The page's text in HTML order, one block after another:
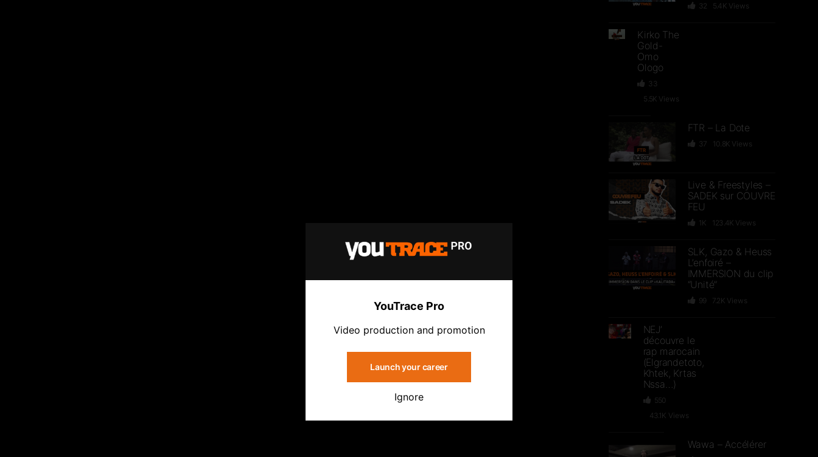
32 5.4K Views
Kirko The
Gold-
Omo
Ologo
33
5.5K Views
FTR – La Dote
37 10.8K Views
Live & Freestyles –
SADEK sur COUVRE
FEU
1K 123.4K Views
SLK, Gazo & Heuss
L’enfoiré –
IMMERSION du clip
“Unité”
99 7.2K Views
NEJ’
découvre le
rap marocain
(Elgrandetoto,
Khtek, Krtas
Nssa…)
550
43.1K Views
Wawa – Accélérer
YouTrace Pro
Video production and promotion
Launch your career
Ignore